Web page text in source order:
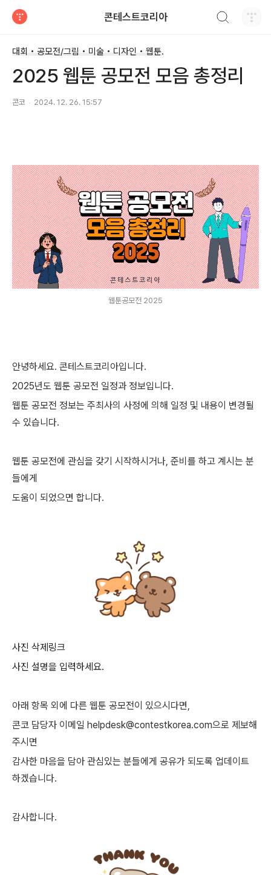
콘테스트코리아
대회 • 공모전/그림 • 미술 • 디자인 • 웹툰.
2025 웹툰 공모전 모음 총정리
콘코 2024. 12. 26. 15:57
웹툰공모전 2025
안녕하세요. 콘테스트코리아입니다.
2025년도 웹툰 공모전 일정과 정보입니다.
웹툰 공모전 정보는 주최사의 사정에 의해 일정 및 내용이 변경될
수 있습니다.
웹툰 공모전에 관심을 갖기 시작하시거나, 준비를 하고 계시는 분
들에게
도움이 되었으면 합니다.
사진 삭제 링크
사진 설명을 입력하세요.
아래 항목 외에 다른 웹툰 공모전이 있으시다면,
콘코 담당자 이메일 helpdesk@contestkorea.com으로 제보해
주시면
감사한 마음을 담아 관심있는 분들에게 공유가 되도록 업데이트
하겠습니다.
감사합니다.